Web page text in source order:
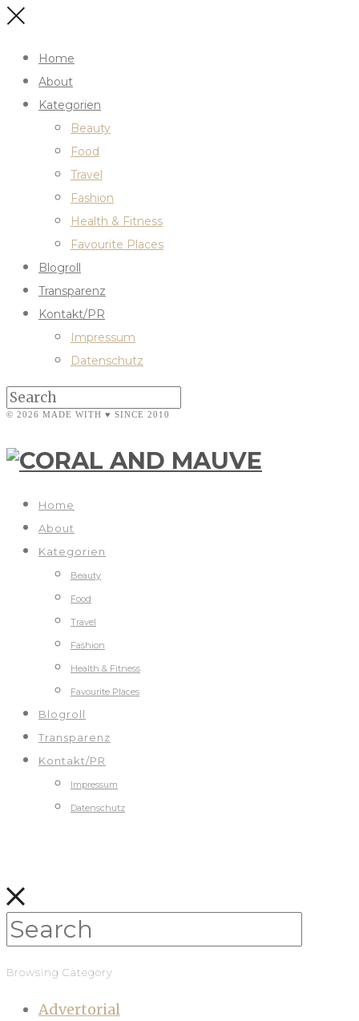
Home
About
Kategorien
Beauty
Food
Travel
Fashion
Health & Fitness
Favourite Places
Blogroll
Transparenz
Kontakt/PR
Impressum
Datenschutz
© 2026 MADE WITH ♥ SINCE 2010
Home
About
Kategorien
Beauty
Food
Travel
Fashion
Health & Fitness
Favourite Places
Blogroll
Transparenz
Kontakt/PR
Impressum
Datenschutz
Browsing Category
Advertorial